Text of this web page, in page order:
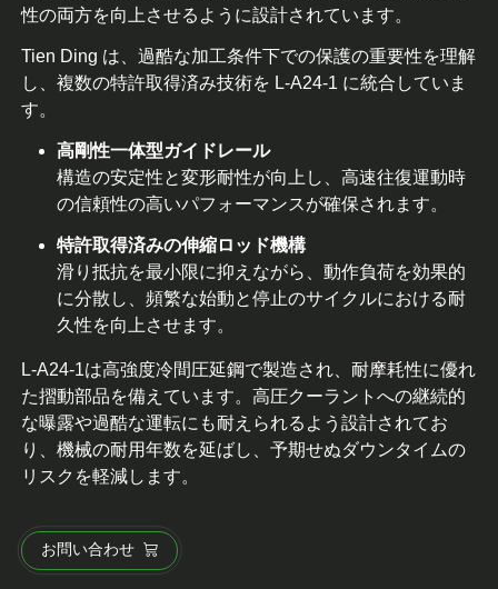
性の両方を向上させるように設計されています。
Tien Ding は、過酷な加工条件下での保護の重要性を理解
し、複数の特許取得済み技術を L-A24-1 に統合していま
す。
高剛性一体型ガイドレール
構造の安定性と変形耐性が向上し、高速往復運動時
の信頼性の高いパフォーマンスが確保されます。
特許取得済みの伸縮ロッド機構
滑り抵抗を最小限に抑えながら、動作負荷を効果的
に分散し、頻繁な始動と停止のサイクルにおける耐
久性を向上させます。
L-A24-1は高強度冷間圧延鋼で製造され、耐摩耗性に優れ
た摺動部品を備えています。高圧クーラントへの継続的
な曝露や過酷な運転にも耐えられるよう設計されてお
り、機械の耐用年数を延ばし、予期せぬダウンタイムの
リスクを軽減します。
お問い合わせ